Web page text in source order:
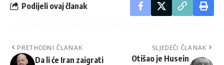
Podijeli ovaj članak
PRETHODNI ČLANAK
Da li će Iran zaigrati
SLJEDEĆI ČLANAK
Otišao je Husein